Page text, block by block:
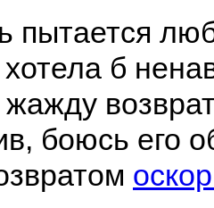
пытается
б
боюсь его